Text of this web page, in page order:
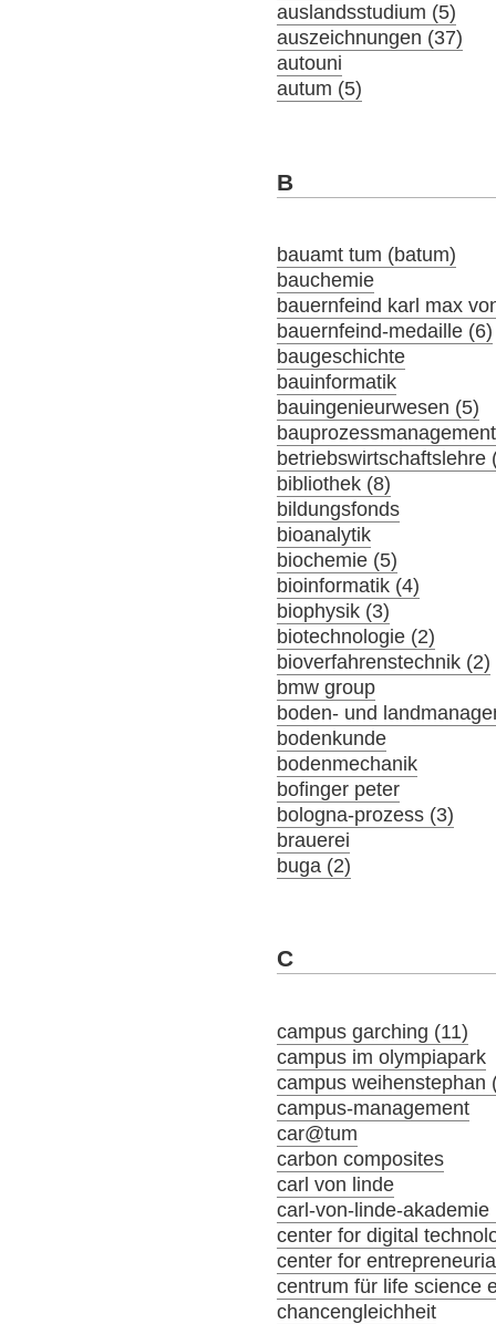
auslandsstudium (5)
auszeichnungen (37)
autouni
autum (5)
B
bauamt tum (batum)
bauchemie
bauernfeind karl max
bauernfeind-medaille (6)
baugeschichte
bauinformatik
bauingenieurwesen (5)
betriebswirtschaftslehre
bibliothek (8)
bildungsfonds
bioanalytik
biochemie (5)
bioinformatik (4)
biophysik (3)
biotechnologie (2)
bioverfahrenstechnik (2)
bmw group
boden- und
bodenkunde
bodenmechanik
bofinger peter
bologna-prozess (3)
brauerei
buga (2)
C
campus garching (11)
campus im olympiapark
campus weihenstephan
campus-management
car@tum
carbon composites
carl von linde
carl-von-linde-akademie
center for digital
center for
centrum für life science
chancengleichheit